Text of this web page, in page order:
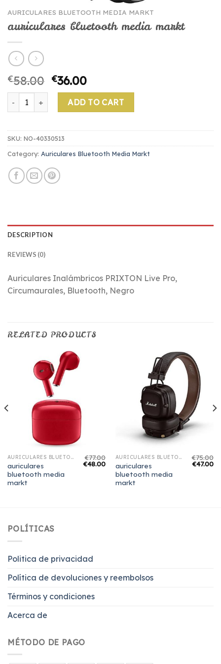
AURICULARES BLUETOOTH MEDIA MARKT
auriculares bluetooth media markt
€58.00 €36.00
auriculares bluetooth media markt quantity
ADD TO CART
SKU: NO-40330513
Category: Auriculares Bluetooth Media Markt
DESCRIPTION
REVIEWS (0)
Auriculares Inalámbricos PRIXTON Live Pro,
Circumaurales, Bluetooth, Negro
RELATED PRODUCTS
AURICULARES BLUETOOTH MEDIA MARKT
auriculares
bluetooth media
markt
€77.00
€48.00
AURICULARES BLUETOOTH MEDIA MARKT
auriculares
bluetooth media
markt
€75.00
€47.00
POLÍTICAS
Politica de privacidad
Política de devoluciones y reembolsos
Términos y condiciones
Acerca de
MÉTODO DE PAGO